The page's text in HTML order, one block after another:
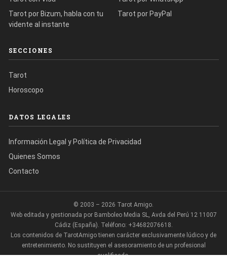
Tarot por Bizum, habla con tu
vidente al instante
Tarot por PayPal
SECCIONES
Tarot
Horoscopo
DATOS LEGALES
Información Legal y Política de Privacidad
Quienes Somos
Contacto
© 2003 – 2026 Tarot Amigo.
Web editada y gestionada por Bamboleo Media SL, Avda del Perú 12 11007
Cádiz (España). Teléfono: +34682076618.
Los contenidos de TarotAmigo tienen carácter exclusivamente lúdico y de
entretenimiento. No sustituyen el asesoramiento de un profesional